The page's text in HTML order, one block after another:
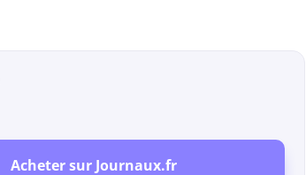
Acheter sur Journaux.fr